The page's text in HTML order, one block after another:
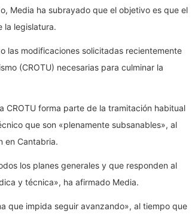
Media ha subrayado que el objetivo es que el
la legislatura.
las modificaciones solicitadas recientemente
(CROTU) necesarias para culminar la
CROTU forma parte de la tramitación habitual
que son «plenamente subsanables», al
en Cantabria.
los planes generales y que responden al
y técnica», ha afirmado Media.
que impida seguir avanzando», al tiempo que